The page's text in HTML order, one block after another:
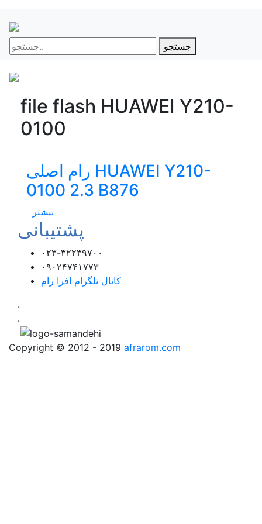
جستجو
file flash HUAWEI Y210-
0100
رام اصلی HUAWEI Y210-
0100 2.3 B876
بیشتر
پشتیبانی
۰۲۳-۳۲۲۳۹۷۰۰
۰۹۰۲۴۷۴۱۷۷۳
کانال تلگرام افرا رام
.
.
Copyright © 2012 - 2019 afrarom.com